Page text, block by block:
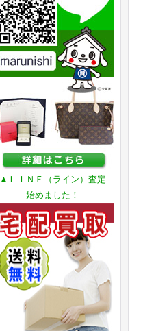
▲ＬＩＮＥ（ライン）査定
始めました！